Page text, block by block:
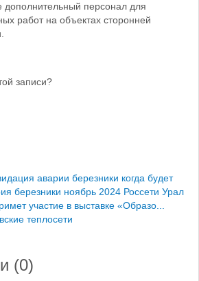
дополнительный персонал для
работ на объектах сторонней
записи?
аварии березники когда будет
березники ноябрь 2024 Россети Урал
участие в выставке «Образо...
теплосети
(0)